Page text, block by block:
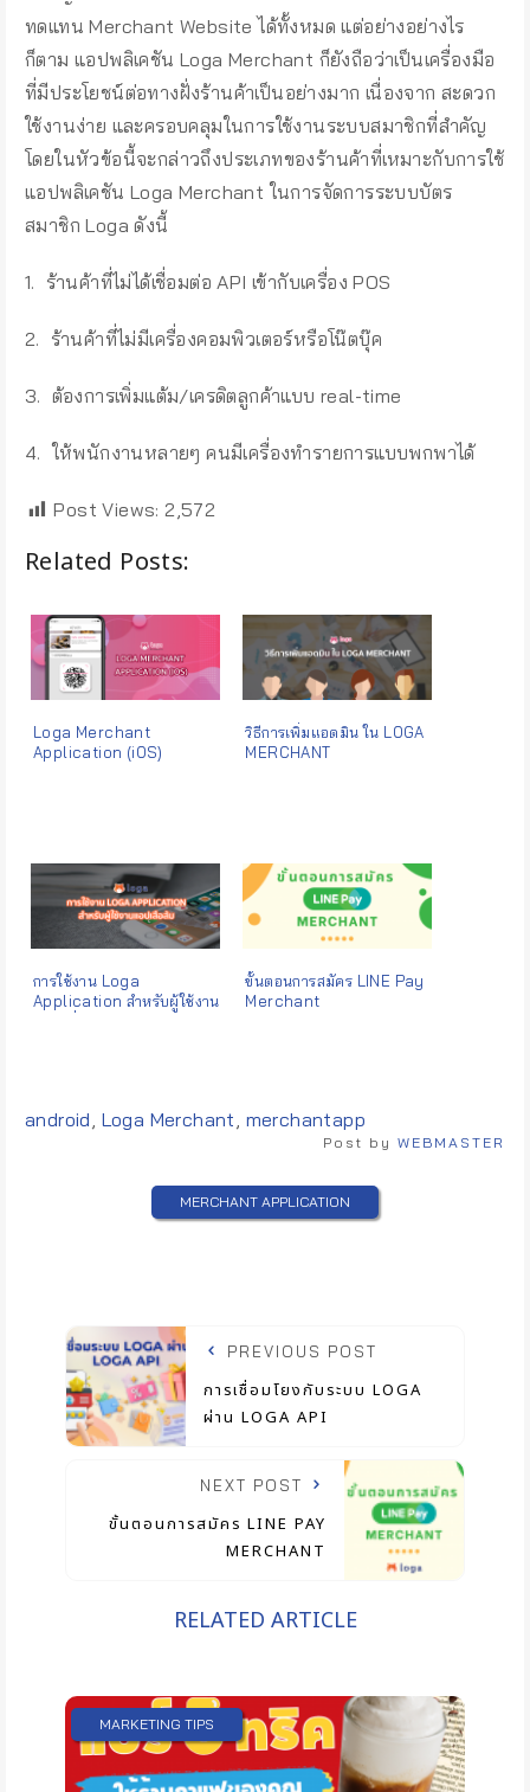
ทดแทน Merchant Website ได้ทั้งหมด แต่อย่างอย่างไร
ก็ตาม แอปพลิเคชัน Loga Merchant ก็ยังถือว่าเป็นเครื่องมือ
ที่มีประโยชน์ต่อทางฝั่งร้านค้าเป็นอย่างมาก เนื่องจาก สะดวก
ใช้งานง่าย และครอบคลุมในการใช้งานระบบสมาชิกที่สำคัญ
โดยในหัวข้อนี้จะกล่าวถึงประเภทของร้านค้าที่เหมาะกับการใช้
แอปพลิเคชัน Loga Merchant ในการจัดการระบบบัตร
สมาชิก Loga ดังนี้
1. ร้านค้าที่ไม่ได้เชื่อมต่อ API เข้ากับเครื่อง POS
2. ร้านค้าที่ไม่มีเครื่องคอมพิวเตอร์หรือโน๊ตบุ๊ค
3. ต้องการเพิ่มแต้ม/เครดิตลูกค้าแบบ real-time
4. ให้พนักงานหลายๆ คนมีเครื่องทำรายการแบบพกพาได้
Post Views: 2,572
Related Posts:
Loga Merchant
Application (iOS)
วิธีการเพิ่มแอดมิน ใน LOGA
MERCHANT
การใช้งาน Loga
Application สำหรับผู้ใช้งาน
ขั้นตอนการสมัคร LINE Pay
Merchant
Tags:
android, Loga Merchant, merchantapp
Post by WEBMASTER
MERCHANT APPLICATION
PREVIOUS POST
การเชื่อมโยงกับระบบ LOGA
ผ่าน LOGA API
NEXT POST
ขั้นตอนการสมัคร LINE PAY
MERCHANT
RELATED ARTICLE
MARKETING TIPS